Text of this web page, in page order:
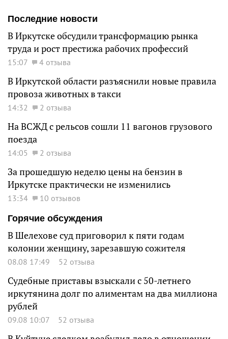
Последние новости
В Иркутске обсудили трансформацию рынка
труда и рост престижа рабочих профессий
15:07 4 отзыва
В Иркутской области разъяснили новые правила
провоза животных в такси
14:32 2 отзыва
На ВСЖД с рельсов сошли 11 вагонов грузового
поезда
14:05 2 отзыва
За прошедшую неделю цены на бензин в
Иркутске практически не изменились
13:34
10 отзывов
Горячие обсуждения
В Шелехове суд приговорил к пяти годам
колонии женщину, зарезавшую сожителя
08.08 17:49 52 отзыва
Судебные приставы взыскали с 50-летнего
иркутянина долг по алиментам на два миллиона
рублей
09.08 10:07 52 отзыва